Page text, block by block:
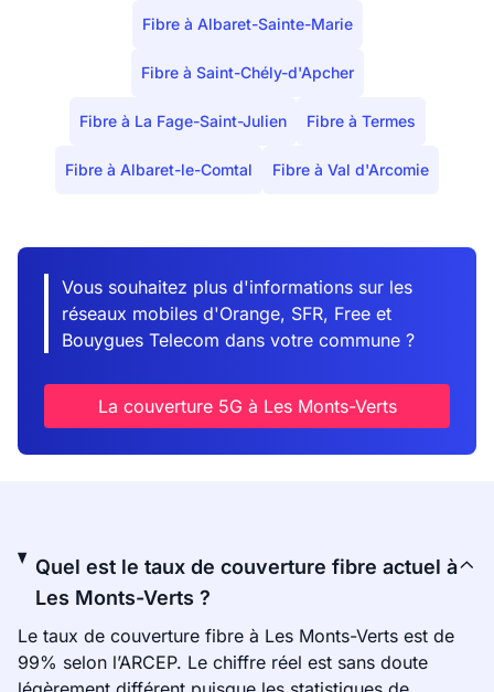
Fibre à Albaret-Sainte-Marie
Fibre à Saint-Chély-d'Apcher
Fibre à La Fage-Saint-Julien Fibre à Termes
Fibre à Albaret-le-Comtal Fibre à Val d'Arcomie
Vous souhaitez plus d'informations sur les
réseaux mobiles d'Orange, SFR, Free et
Bouygues Telecom dans votre commune ?
La couverture 5G à Les Monts-Verts
Quel est le taux de couverture fibre actuel à
Les Monts-Verts ?
Le taux de couverture fibre à Les Monts-Verts est de
99% selon l’ARCEP. Le chiffre réel est sans doute